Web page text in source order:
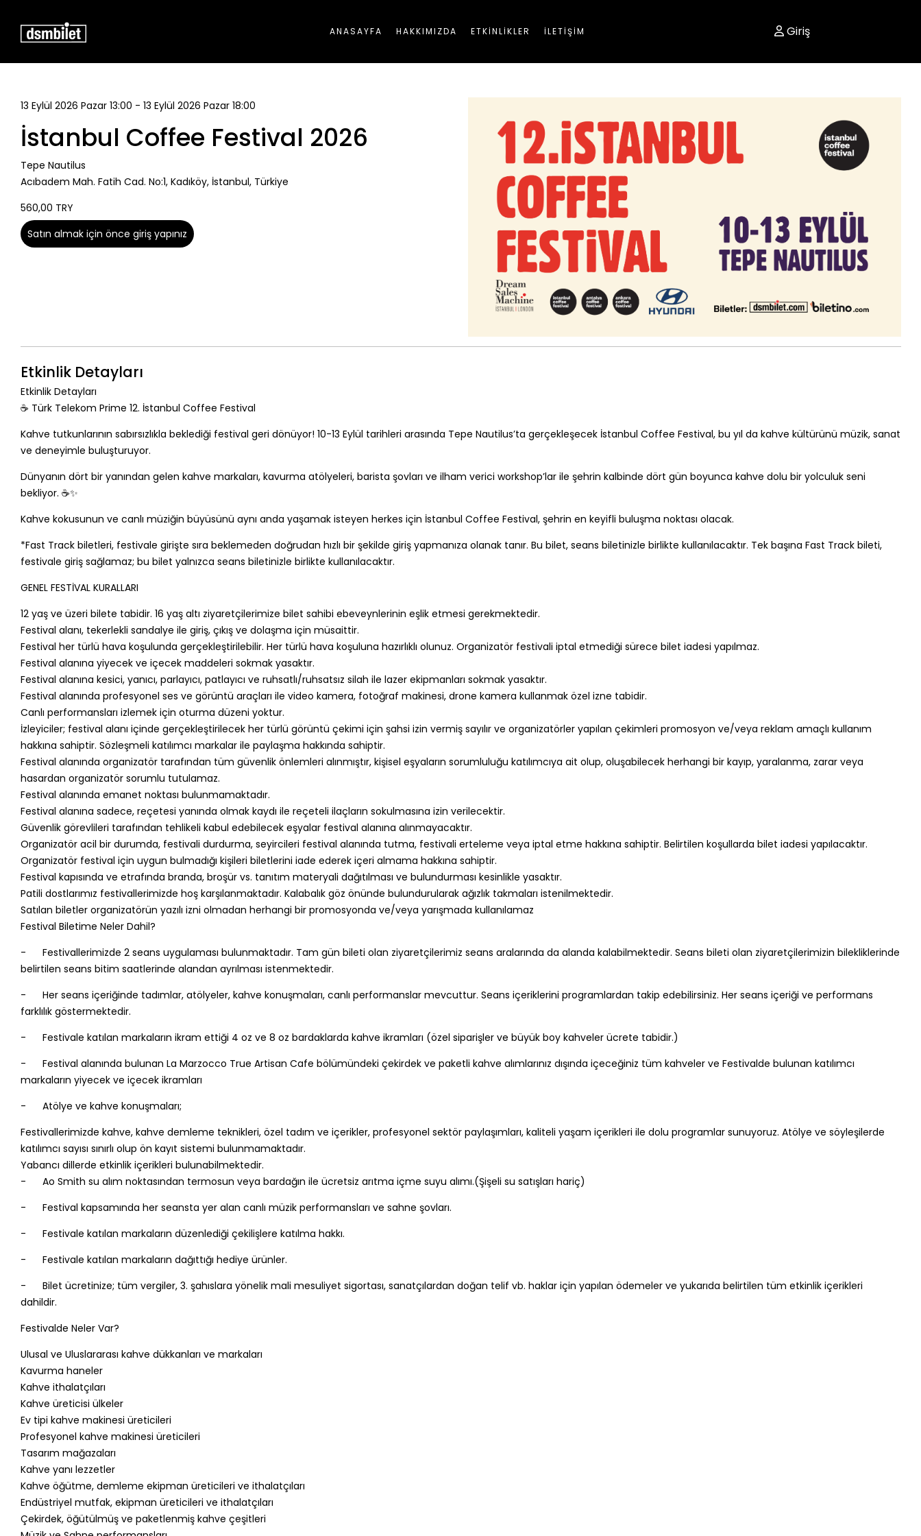
ANASAYFA HAKKIMIZDA ETKİNLİKLER İLETİŞİM Giriş
13 Eylül 2026 Pazar 13:00 - 13 Eylül 2026 Pazar 18:00
İstanbul Coffee Festival 2026
Tepe Nautilus
Acıbadem Mah. Fatih Cad. No:1, Kadıköy, İstanbul, Türkiye
560,00 TRY
Satın almak için önce giriş yapınız
Etkinlik Detayları
Etkinlik Detayları
☕ Türk Telekom Prime 12. İstanbul Coffee Festival
Kahve tutkunlarının sabırsızlıkla beklediği festival geri dönüyor! 10-13 Eylül tarihleri arasında Tepe Nautilus’ta gerçekleşecek İstanbul Coffee Festival, bu yıl da kahve kültürünü müzik, sanat
ve deneyimle buluşturuyor.
Dünyanın dört bir yanından gelen kahve markaları, kavurma atölyeleri, barista şovları ve ilham verici workshop’lar ile şehrin kalbinde dört gün boyunca kahve dolu bir yolculuk seni
bekliyor. ☕✨
Kahve kokusunun ve canlı müziğin büyüsünü aynı anda yaşamak isteyen herkes için İstanbul Coffee Festival, şehrin en keyifli buluşma noktası olacak.
*Fast Track biletleri, festivale girişte sıra beklemeden doğrudan hızlı bir şekilde giriş yapmanıza olanak tanır. Bu bilet, seans biletinizle birlikte kullanılacaktır. Tek başına Fast Track bileti,
festivale giriş sağlamaz; bu bilet yalnızca seans biletinizle birlikte kullanılacaktır.
GENEL FESTİVAL KURALLARI
12 yaş ve üzeri bilete tabidir. 16 yaş altı ziyaretçilerimize bilet sahibi ebeveynlerinin eşlik etmesi gerekmektedir.
Festival alanı, tekerlekli sandalye ile giriş, çıkış ve dolaşma için müsaittir.
Festival her türlü hava koşulunda gerçekleştirilebilir. Her türlü hava koşuluna hazırlıklı olunuz. Organizatör festivali iptal etmediği sürece bilet iadesi yapılmaz.
Festival alanına yiyecek ve içecek maddeleri sokmak yasaktır.
Festival alanına kesici, yanıcı, parlayıcı, patlayıcı ve ruhsatlı/ruhsatsız silah ile lazer ekipmanları sokmak yasaktır.
Festival alanında profesyonel ses ve görüntü araçları ile video kamera, fotoğraf makinesi, drone kamera kullanmak özel izne tabidir.
Canlı performansları izlemek için oturma düzeni yoktur.
İzleyiciler; festival alanı içinde gerçekleştirilecek her türlü görüntü çekimi için şahsi izin vermiş sayılır ve organizatörler yapılan çekimleri promosyon ve/veya reklam amaçlı kullanım
hakkına sahiptir. Sözleşmeli katılımcı markalar ile paylaşma hakkında sahiptir.
Festival alanında organizatör tarafından tüm güvenlik önlemleri alınmıştır, kişisel eşyaların sorumluluğu katılımcıya ait olup, oluşabilecek herhangi bir kayıp, yaralanma, zarar veya
hasardan organizatör sorumlu tutulamaz.
Festival alanında emanet noktası bulunmamaktadır.
Festival alanına sadece, reçetesi yanında olmak kaydı ile reçeteli ilaçların sokulmasına izin verilecektir.
Güvenlik görevlileri tarafından tehlikeli kabul edebilecek eşyalar festival alanına alınmayacaktır.
Organizatör acil bir durumda, festivali durdurma, seyircileri festival alanında tutma, festivali erteleme veya iptal etme hakkına sahiptir. Belirtilen koşullarda bilet iadesi yapılacaktır.
Organizatör festival için uygun bulmadığı kişileri biletlerini iade ederek içeri almama hakkına sahiptir.
Festival kapısında ve etrafında branda, broşür vs. tanıtım materyali dağıtılması ve bulundurması kesinlikle yasaktır.
Patili dostlarımız festivallerimizde hoş karşılanmaktadır. Kalabalık göz önünde bulundurularak ağızlık takmaları istenilmektedir.
Satılan biletler organizatörün yazılı izni olmadan herhangi bir promosyonda ve/veya yarışmada kullanılamaz
Festival Biletime Neler Dahil?
- Festivallerimizde 2 seans uygulaması bulunmaktadır. Tam gün bileti olan ziyaretçilerimiz seans aralarında da alanda kalabilmektedir. Seans bileti olan ziyaretçilerimizin bilekliklerinde
belirtilen seans bitim saatlerinde alandan ayrılması istenmektedir.
- Her seans içeriğinde tadımlar, atölyeler, kahve konuşmaları, canlı performanslar mevcuttur. Seans içeriklerini programlardan takip edebilirsiniz. Her seans içeriği ve performans
farklılık göstermektedir.
- Festivale katılan markaların ikram ettiği 4 oz ve 8 oz bardaklarda kahve ikramları (özel siparişler ve büyük boy kahveler ücrete tabidir.)
- Festival alanında bulunan La Marzocco True Artisan Cafe bölümündeki çekirdek ve paketli kahve alımlarınız dışında içeceğiniz tüm kahveler ve Festivalde bulunan katılımcı
markaların yiyecek ve içecek ikramları
- Atölye ve kahve konuşmaları;
Festivallerimizde kahve, kahve demleme teknikleri, özel tadım ve içerikler, profesyonel sektör paylaşımları, kaliteli yaşam içerikleri ile dolu programlar sunuyoruz. Atölye ve söyleşilerde
katılımcı sayısı sınırlı olup ön kayıt sistemi bulunmamaktadır.
Yabancı dillerde etkinlik içerikleri bulunabilmektedir.
- Ao Smith su alım noktasından termosun veya bardağın ile ücretsiz arıtma içme suyu alımı.(Şişeli su satışları hariç)
- Festival kapsamında her seansta yer alan canlı müzik performansları ve sahne şovları.
- Festivale katılan markaların düzenlediği çekilişlere katılma hakkı.
- Festivale katılan markaların dağıttığı hediye ürünler.
- Bilet ücretinize; tüm vergiler, 3. şahıslara yönelik mali mesuliyet sigortası, sanatçılardan doğan telif vb. haklar için yapılan ödemeler ve yukarıda belirtilen tüm etkinlik içerikleri
dahildir.
Festivalde Neler Var?
Ulusal ve Uluslararası kahve dükkanları ve markaları
Kavurma haneler
Kahve ithalatçıları
Kahve üreticisi ülkeler
Ev tipi kahve makinesi üreticileri
Profesyonel kahve makinesi üreticileri
Tasarım mağazaları
Kahve yanı lezzetler
Kahve öğütme, demleme ekipman üreticileri ve ithalatçıları
Endüstriyel mutfak, ekipman üreticileri ve ithalatçıları
Çekirdek, öğütülmüş ve paketlenmiş kahve çeşitleri